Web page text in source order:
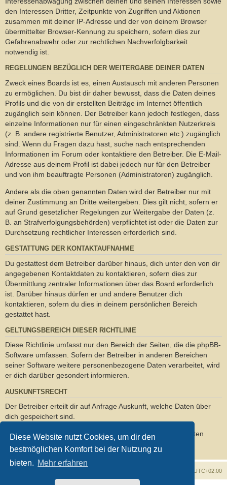
Diese Website nutzt Cookies, um dir den
bestmöglichen Komfort bei der Nutzung zu
bieten. Mehr erfahren
den Interessen Dritter, Zeitpunkte von Zugriffen und Aktionen
zusammen mit deiner IP-Adresse und der von deinem Browser
übermittelter Browser-Kennung zu speichern, sofern dies zur
Gefahrenabwehr oder zur rechtlichen Nachverfolgbarkeit
notwendig ist.
REGELUNGEN BEZÜGLICH DER WEITERGABE DEINER DATEN
Zweck eines Boards ist es, einen Austausch mit anderen Personen
zu ermöglichen. Du bist dir daher bewusst, dass die Daten deines
Profils und die von dir erstellten Beiträge im Internet öffentlich
zugänglich sein können. Der Betreiber kann jedoch festlegen, dass
einzelne Informationen nur für einen eingeschränkten Nutzerkreis
(z. B. andere registrierte Benutzer, Administratoren etc.) zugänglich
sind. Wenn du Fragen dazu hast, suche nach entsprechenden
Informationen im Forum oder kontaktiere den Betreiber. Die E-Mail-
Adresse aus deinem Profil ist dabei jedoch nur für den Betreiber
und von ihm beauftragte Personen (Administratoren) zugänglich.
Andere als die oben genannten Daten wird der Betreiber nur mit
deiner Zustimmung an Dritte weitergeben. Dies gilt nicht, sofern er
auf Grund gesetzlicher Regelungen zur Weitergabe der Daten (z.
B. an Strafverfolgungsbehörden) verpflichtet ist oder die Daten zur
Durchsetzung rechtlicher Interessen erforderlich sind.
GESTATTUNG DER KONTAKTAUFNAHME
Du gestattest dem Betreiber darüber hinaus, dich unter den von dir
angegebenen Kontaktdaten zu kontaktieren, sofern dies zur
Übermittlung zentraler Informationen über das Board erforderlich
ist. Darüber hinaus dürfen er und andere Benutzer dich
kontaktieren, sofern du dies in deinem persönlichen Bereich
gestattet hast.
GELTUNGSBEREICH DIESER RICHTLINIE
Diese Richtlinie umfasst nur den Bereich der Seiten, die die phpBB-
Software umfassen. Sofern der Betreiber in anderen Bereichen
seiner Software weitere personenbezogene Daten verarbeitet, wird
er dich darüber gesondert informieren.
AUSKUNFTSRECHT
Der Betreiber erteilt dir auf Anfrage Auskunft, welche Daten über
dich gespeichert sind.
Du kannst jederzeit die Löschung bzw. Sperrung deiner Daten
verlangen. Kontaktiere hierzu bitte den Betreiber.
UTC+02:00